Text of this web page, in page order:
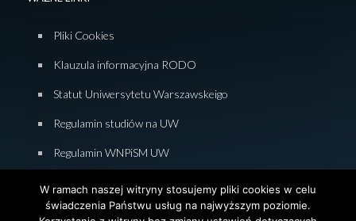
Pliki Cookies
Klauzula informacyjna RODO
Statut Uniwersytetu Warszawskeigo
Regulamin studiów na UW
Regulamin WNPiSM UW
Deklaracja dostępności WNPiSM
W ramach naszej witryny stosujemy pliki cookies w celu
świadczenia Państwu usług na najwyższym poziomie.